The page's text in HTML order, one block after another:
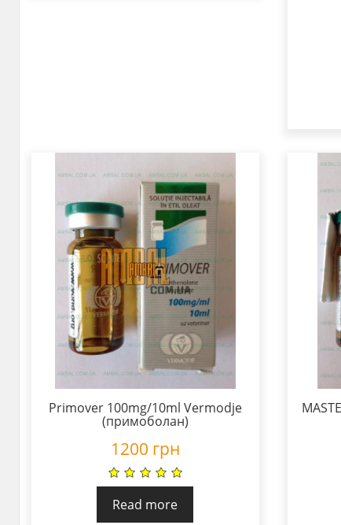
Primover 100mg/10ml Vermodje
(примоболан)
1200 грн
Read more